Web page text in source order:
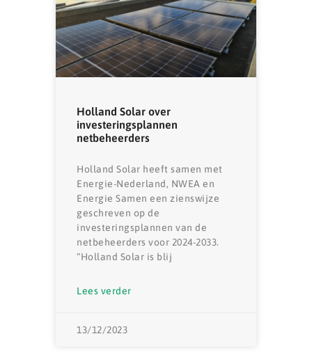
Holland Solar over
investeringsplannen
netbeheerders
Holland Solar heeft samen met
Energie-Nederland, NWEA en
Energie Samen een zienswijze
geschreven op de
investeringsplannen van de
netbeheerders voor 2024-2033.
“Holland Solar is blij
Lees verder
13/12/2023